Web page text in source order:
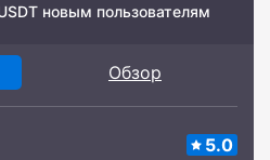
новым пользователям
Обзор
5.0